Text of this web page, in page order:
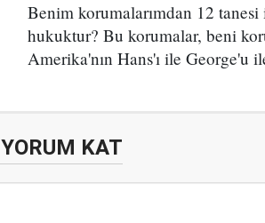
Benim korumalarımdan 12 tanesi
hukuktur? Bu korumalar, beni
Amerika'nın Hans'ı ile George'u
YORUM KAT